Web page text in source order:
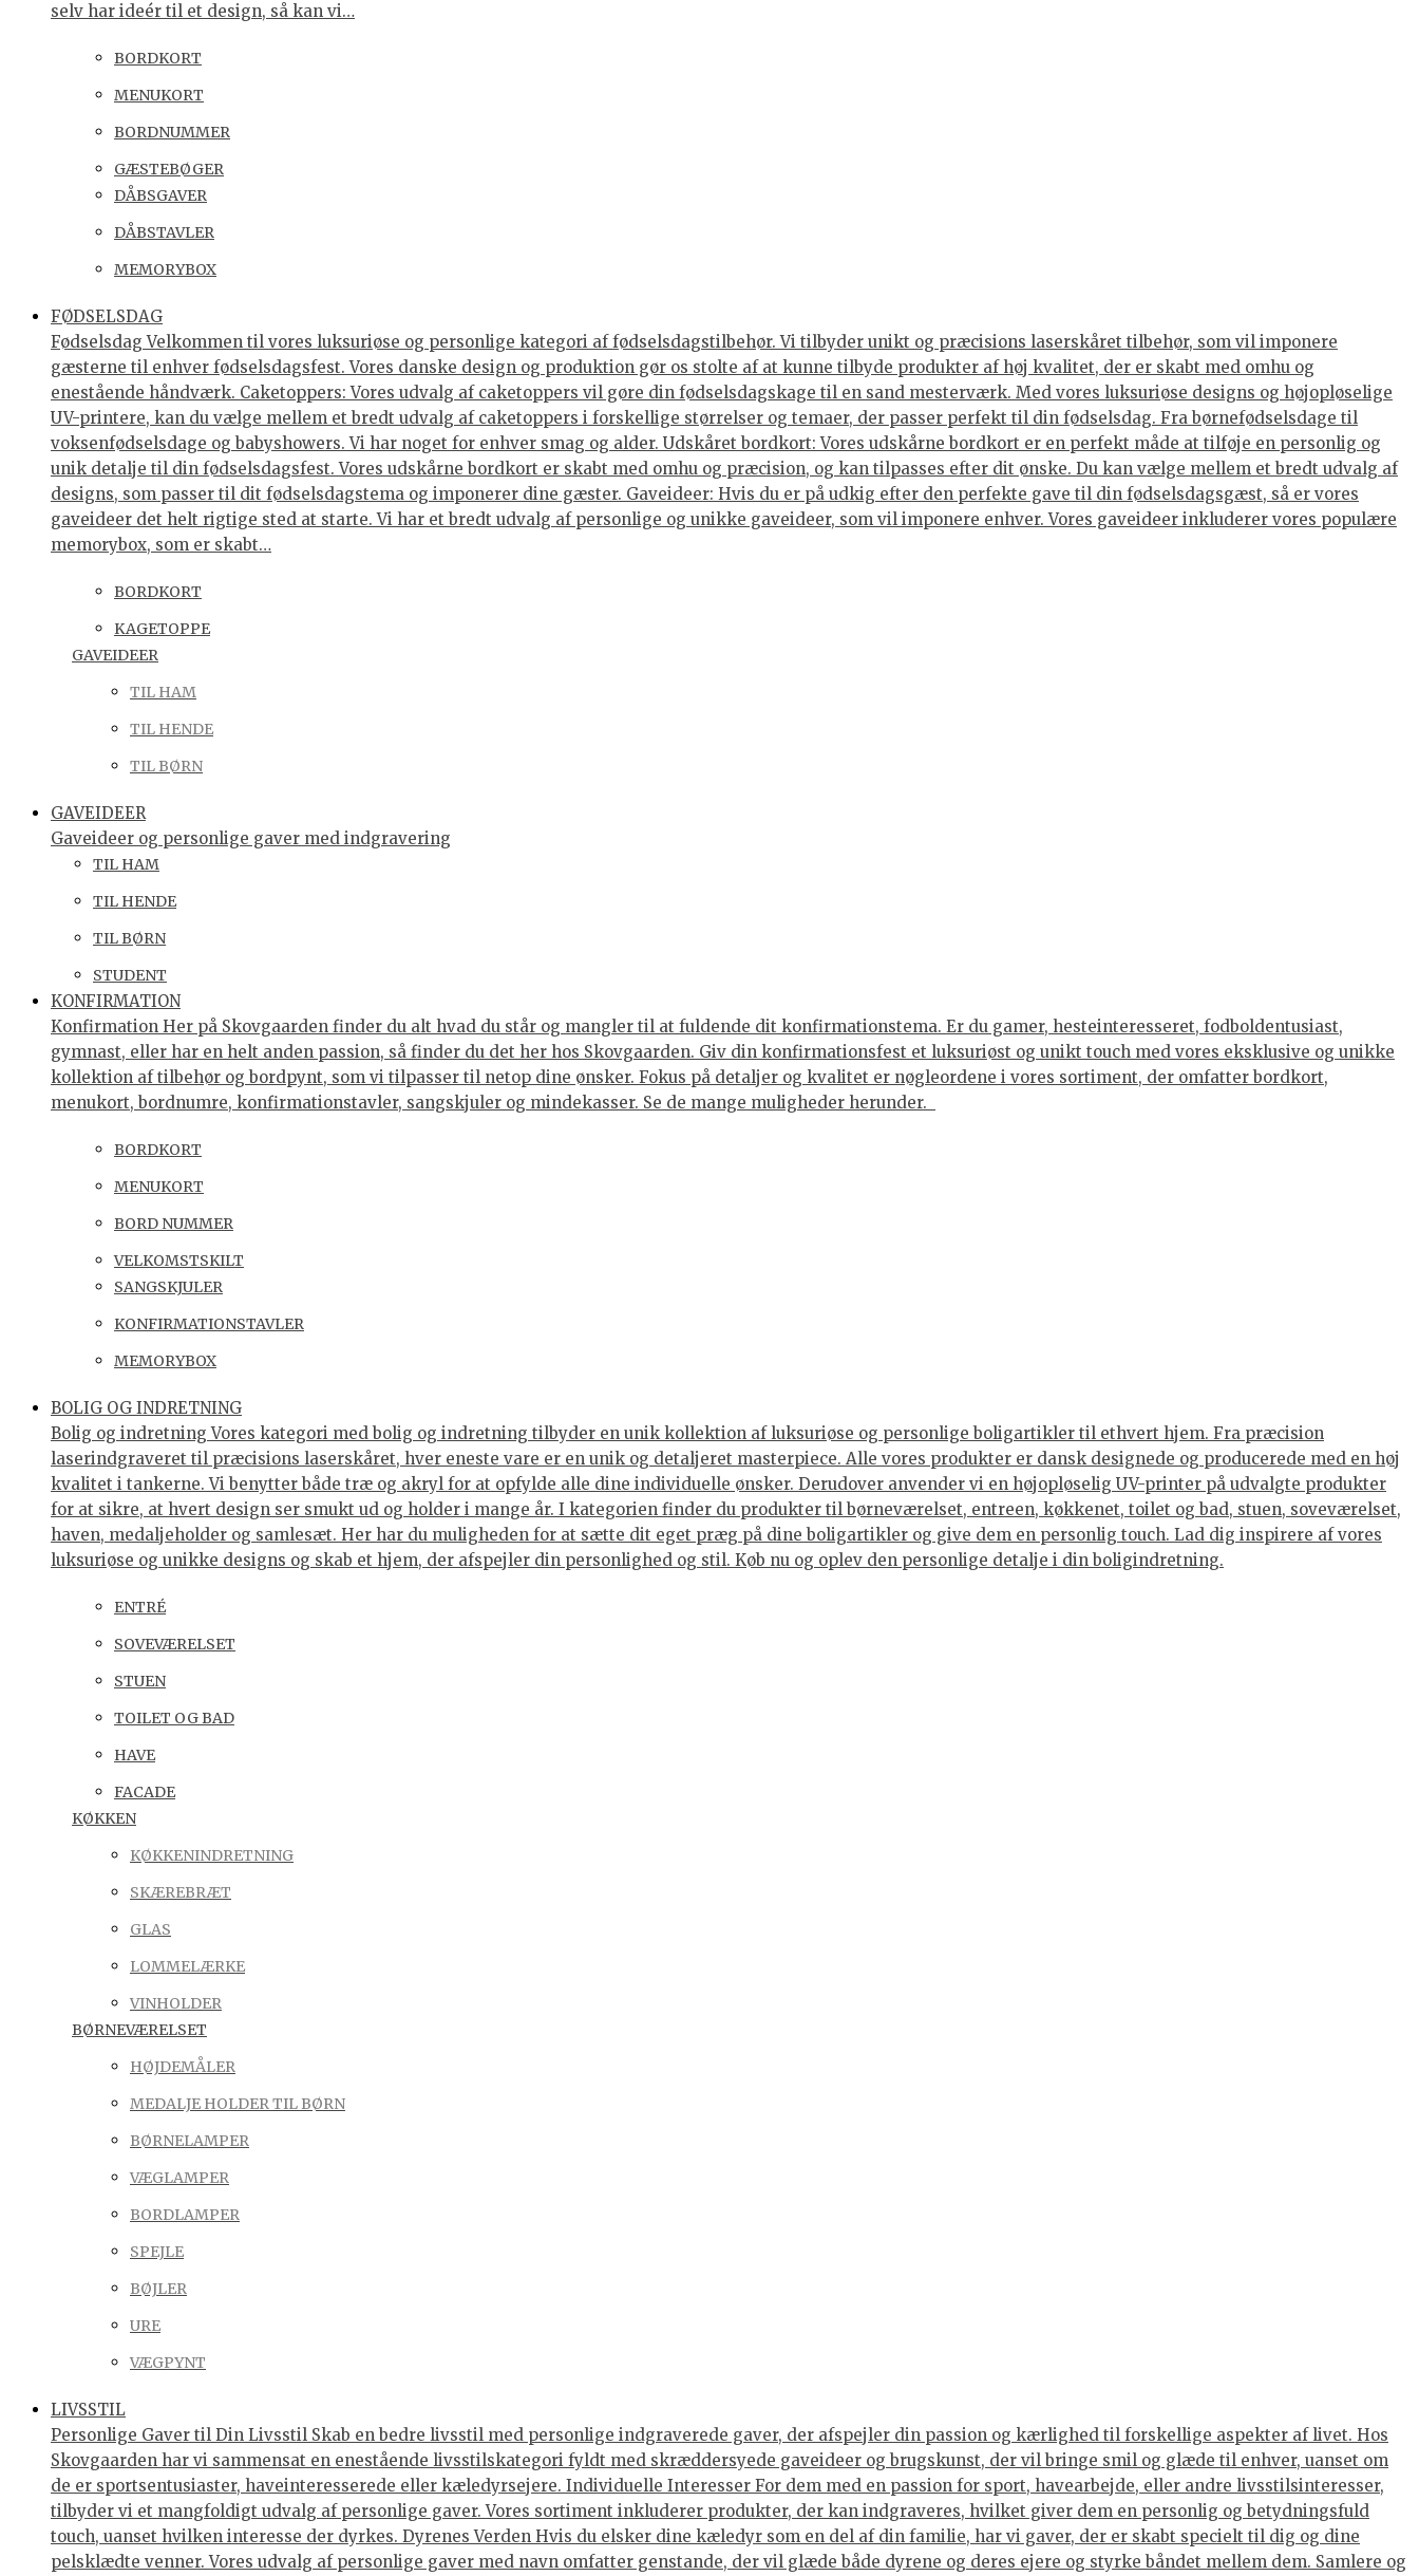
selv har ideér til et design, så kan vi…
BORDKORT
MENUKORT
BORDNUMMER
GÆSTEBØGER
DÅBSGAVER
DÅBSTAVLER
MEMORYBOX
FØDSELSDAG
Fødselsdag Velkommen til vores luksuriøse og personlige kategori af fødselsdagstilbehør. Vi tilbyder unikt og præcisions laserskåret tilbehør, som vil imponere
gæsterne til enhver fødselsdagsfest. Vores danske design og produktion gør os stolte af at kunne tilbyde produkter af høj kvalitet, der er skabt med omhu og
enestående håndværk. Caketoppers: Vores udvalg af caketoppers vil gøre din fødselsdagskage til en sand mesterværk. Med vores luksuriøse designs og højopløselige
UV-printere, kan du vælge mellem et bredt udvalg af caketoppers i forskellige størrelser og temaer, der passer perfekt til din fødselsdag. Fra børnefødselsdage til
voksenfødselsdage og babyshowers. Vi har noget for enhver smag og alder. Udskåret bordkort: Vores udskårne bordkort er en perfekt måde at tilføje en personlig og
unik detalje til din fødselsdagsfest. Vores udskårne bordkort er skabt med omhu og præcision, og kan tilpasses efter dit ønske. Du kan vælge mellem et bredt udvalg af
designs, som passer til dit fødselsdagstema og imponerer dine gæster. Gaveideer: Hvis du er på udkig efter den perfekte gave til din fødselsdagsgæst, så er vores
gaveideer det helt rigtige sted at starte. Vi har et bredt udvalg af personlige og unikke gaveideer, som vil imponere enhver. Vores gaveideer inkluderer vores populære
memorybox, som er skabt…
BORDKORT
KAGETOPPE
GAVEIDEER
TIL HAM
TIL HENDE
TIL BØRN
GAVEIDEER
Gaveideer og personlige gaver med indgravering
TIL HAM
TIL HENDE
TIL BØRN
STUDENT
KONFIRMATION
Konfirmation Her på Skovgaarden finder du alt hvad du står og mangler til at fuldende dit konfirmationstema. Er du gamer, hesteinteresseret, fodboldentusiast,
gymnast, eller har en helt anden passion, så finder du det her hos Skovgaarden. Giv din konfirmationsfest et luksuriøst og unikt touch med vores eksklusive og unikke
kollektion af tilbehør og bordpynt, som vi tilpasser til netop dine ønsker. Fokus på detaljer og kvalitet er nøgleordene i vores sortiment, der omfatter bordkort,
menukort, bordnumre, konfirmationstavler, sangskjuler og mindekasser. Se de mange muligheder herunder.
BORDKORT
MENUKORT
BORD NUMMER
VELKOMSTSKILT
SANGSKJULER
KONFIRMATIONSTAVLER
MEMORYBOX
BOLIG OG INDRETNING
Bolig og indretning Vores kategori med bolig og indretning tilbyder en unik kollektion af luksuriøse og personlige boligartikler til ethvert hjem. Fra præcision
laserindgraveret til præcisions laserskåret, hver eneste vare er en unik og detaljeret masterpiece. Alle vores produkter er dansk designede og producerede med en høj
kvalitet i tankerne. Vi benytter både træ og akryl for at opfylde alle dine individuelle ønsker. Derudover anvender vi en højopløselig UV-printer på udvalgte produkter
for at sikre, at hvert design ser smukt ud og holder i mange år. I kategorien finder du produkter til børneværelset, entreen, køkkenet, toilet og bad, stuen, soveværelset,
haven, medaljeholder og samlesæt. Her har du muligheden for at sætte dit eget præg på dine boligartikler og give dem en personlig touch. Lad dig inspirere af vores
luksuriøse og unikke designs og skab et hjem, der afspejler din personlighed og stil. Køb nu og oplev den personlige detalje i din boligindretning.
ENTRÉ
SOVEVÆRELSET
STUEN
TOILET OG BAD
HAVE
FACADE
KØKKEN
KØKKENINDRETNING
SKÆREBRÆT
GLAS
LOMMELÆRKE
VINHOLDER
BØRNEVÆRELSET
HØJDEMÅLER
MEDALJE HOLDER TIL BØRN
BØRNELAMPER
VÆGLAMPER
BORDLAMPER
SPEJLE
BØJLER
URE
VÆGPYNT
LIVSSTIL
Personlige Gaver til Din Livsstil Skab en bedre livsstil med personlige indgraverede gaver, der afspejler din passion og kærlighed til forskellige aspekter af livet. Hos
Skovgaarden har vi sammensat en enestående livsstilskategori fyldt med skræddersyede gaveideer og brugskunst, der vil bringe smil og glæde til enhver, uanset om
de er sportsentusiaster, haveinteresserede eller kæledyrsejere. Individuelle Interesser For dem med en passion for sport, havearbejde, eller andre livsstilsinteresser,
tilbyder vi et mangfoldigt udvalg af personlige gaver. Vores sortiment inkluderer produkter, der kan indgraveres, hvilket giver dem en personlig og betydningsfuld
touch, uanset hvilken interesse der dyrkes. Dyrenes Verden Hvis du elsker dine kæledyr som en del af din familie, har vi gaver, der er skabt specielt til dig og dine
pelsklædte venner. Vores udvalg af personlige gaver med navn omfatter genstande, der vil glæde både dyrene og deres ejere og styrke båndet mellem dem. Samlere og